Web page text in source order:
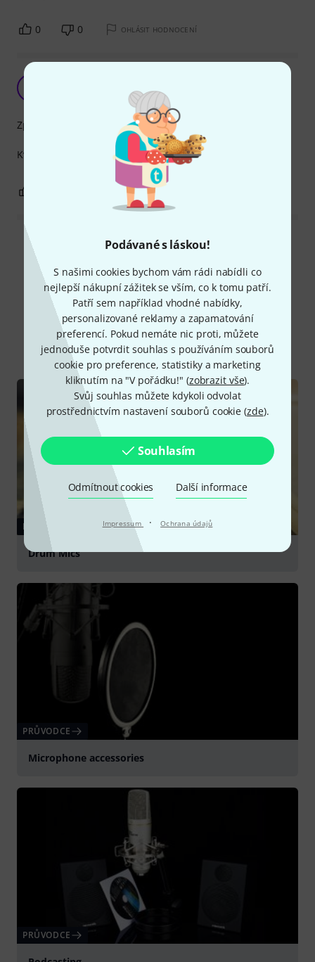
Podávané s láskou!
S našimi cookies bychom vám rádi nabídli co
nejlepší nákupní zážitek se vším, co k tomu patří.
Patří sem například vhodné nabídky,
personalizované reklamy a zapamatování
preferencí. Pokud nemáte nic proti, můžete
jednoduše potvrdit souhlas s používáním souborů
cookie pro preference, statistiky a marketing
kliknutím na "V pořádku!" (zobrazit vše).
Svůj souhlas můžete kdykoli odvolat
prostřednictvím nastavení souborů cookie (zde).
Souhlasím
Odmítnout cookies Další informace
Impressum · Ochrana údajů
0 0 OHLÁSIT HODNOCENÍ
kubin 05.01.2018
Kvalitni zpracovani, bezproblemový vyrobek.
Zpracování
OHLÁSIT HODNOCENÍ
Přečíst si všechny recenze
Věděli jste?
Vše Online průvodce
PRŮVODCE
Drum Mics
PRŮVODCE
Microphone accessories
PRŮVODCE